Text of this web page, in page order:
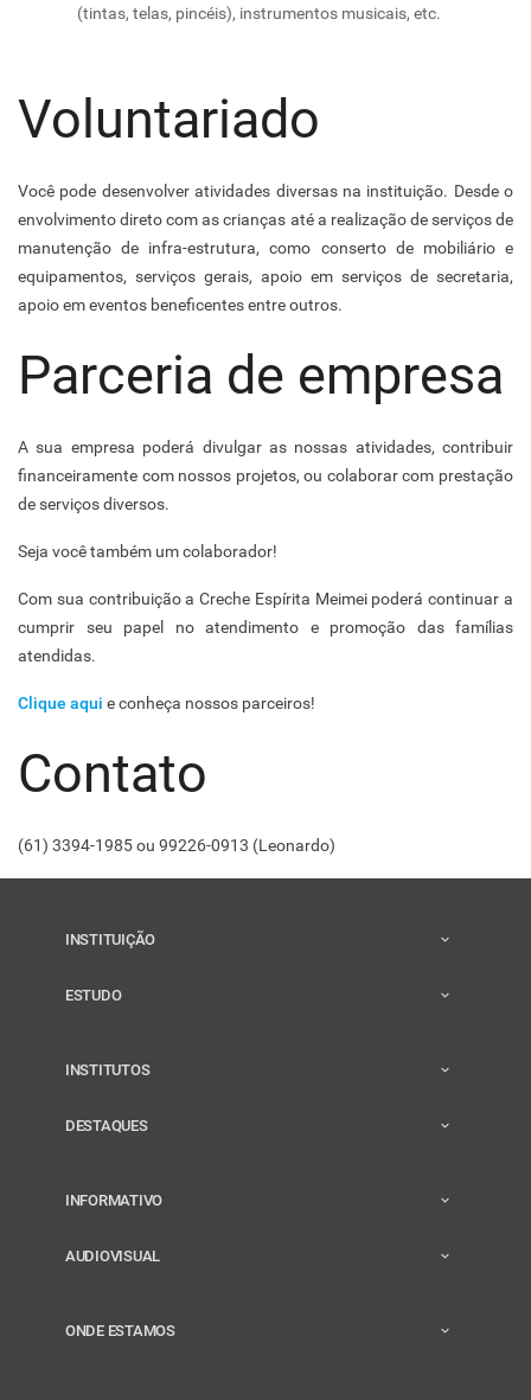
(tintas, telas, pincéis), instrumentos musicais, etc.
Voluntariado
Você pode desenvolver atividades diversas na instituição. Desde o
envolvimento direto com as crianças até a realização de serviços de
manutenção de infra-estrutura, como conserto de mobiliário e
equipamentos, serviços gerais, apoio em serviços de secretaria,
apoio em eventos beneficentes entre outros.
Parceria de empresa
A sua empresa poderá divulgar as nossas atividades, contribuir
financeiramente com nossos projetos, ou colaborar com prestação
de serviços diversos.
Seja você também um colaborador!
Com sua contribuição a Creche Espírita Meimei poderá continuar a
cumprir seu papel no atendimento e promoção das famílias
atendidas.
Clique aqui e conheça nossos parceiros!
Contato
(61) 3394-1985 ou 99226-0913 (Leonardo)
INSTITUIÇÃO
ESTUDO
INSTITUTOS
DESTAQUES
INFORMATIVO
AUDIOVISUAL
ONDE ESTAMOS